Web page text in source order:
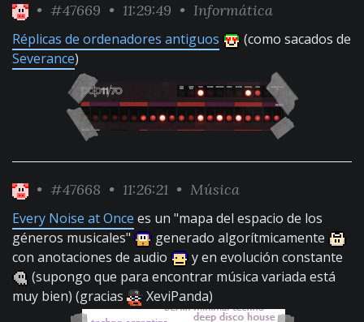
• #47669 • 11:29:49 • Informática
Réplicas de ordenadores antiguos
(como sacados de
Severance)
• #47668 • 11:26:21 • Música
Every Noise at Once es un "mapa del espacio de los
géneros musicales"
generado algorítmicamente
con anotaciones de audio
y en evolución constante
(supongo que para encontrar música variada está
muy bien) (gracias
XeviPanda)